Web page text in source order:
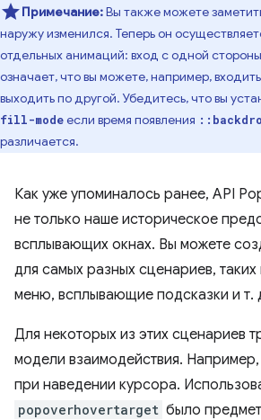
Примечание:Вы также можете
наружу изменился. Теперь он
отдельных анимаций: вход с одной
означает, что вы можете, например,
выходить по другой. Убедитесь, что вы
fill-modeесли время появления
различается.
Как уже упоминалось ранее, API
не только наше историческое
всплывающих окнах. Вы можете
для самых разных сценариев, таких
меню, всплывающие подсказки и т.
Для некоторых из этих сценариев
модели взаимодействия.
при наведении курсора.
popoverhovertarget было